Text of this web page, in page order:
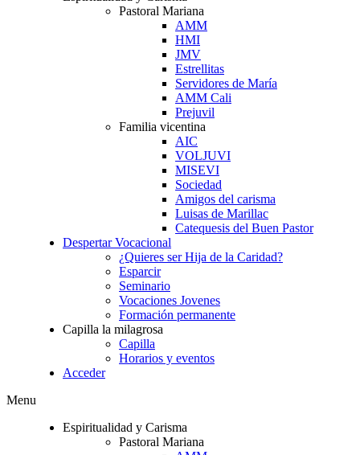
Pastoral Mariana
AMM
HMI
JMV
Estrellitas
Servidores de María
AMM Cali
Prejuvil
Familia vicentina
AIC
VOLJUVI
MISEVI
Sociedad
Amigos del carisma
Luisas de Marillac
Catequesis del Buen Pastor
Despertar Vocacional
¿Quieres ser Hija de la Caridad?
Esparcir
Seminario
Vocaciones Jovenes
Formación permanente
Capilla la milagrosa
Capilla
Horarios y eventos
Acceder
Menu
Espiritualidad y Carisma
Pastoral Mariana